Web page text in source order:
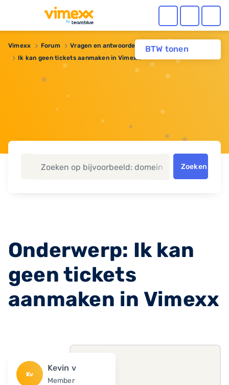
BTW tonen
Vimexx Forum
Vragen en antwoorden
Ik kan geen tickets aanmaken in Vimexx
Zoeken
Onderwerp: Ik kan
geen tickets
aanmaken in Vimexx
Kv
Kevin v
Member